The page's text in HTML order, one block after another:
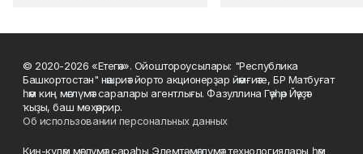
© 2020-2026 «Етегән». Ойоштороусылары: "Республика
Башкортостан" нәшриәт йорто акционерҙар йәмғиәте, БР Матбуғат
һәм киң мәғлүмәт саралары агентлығы. Фазуллина Гәүһәр Йәүҙәт
ҡыҙы, баш мөхәррир.
Об использовании персональных данных
Киң-күләм мәғлүмәт сараһы Элемтә, мәғлүмәт технологиялары һәм